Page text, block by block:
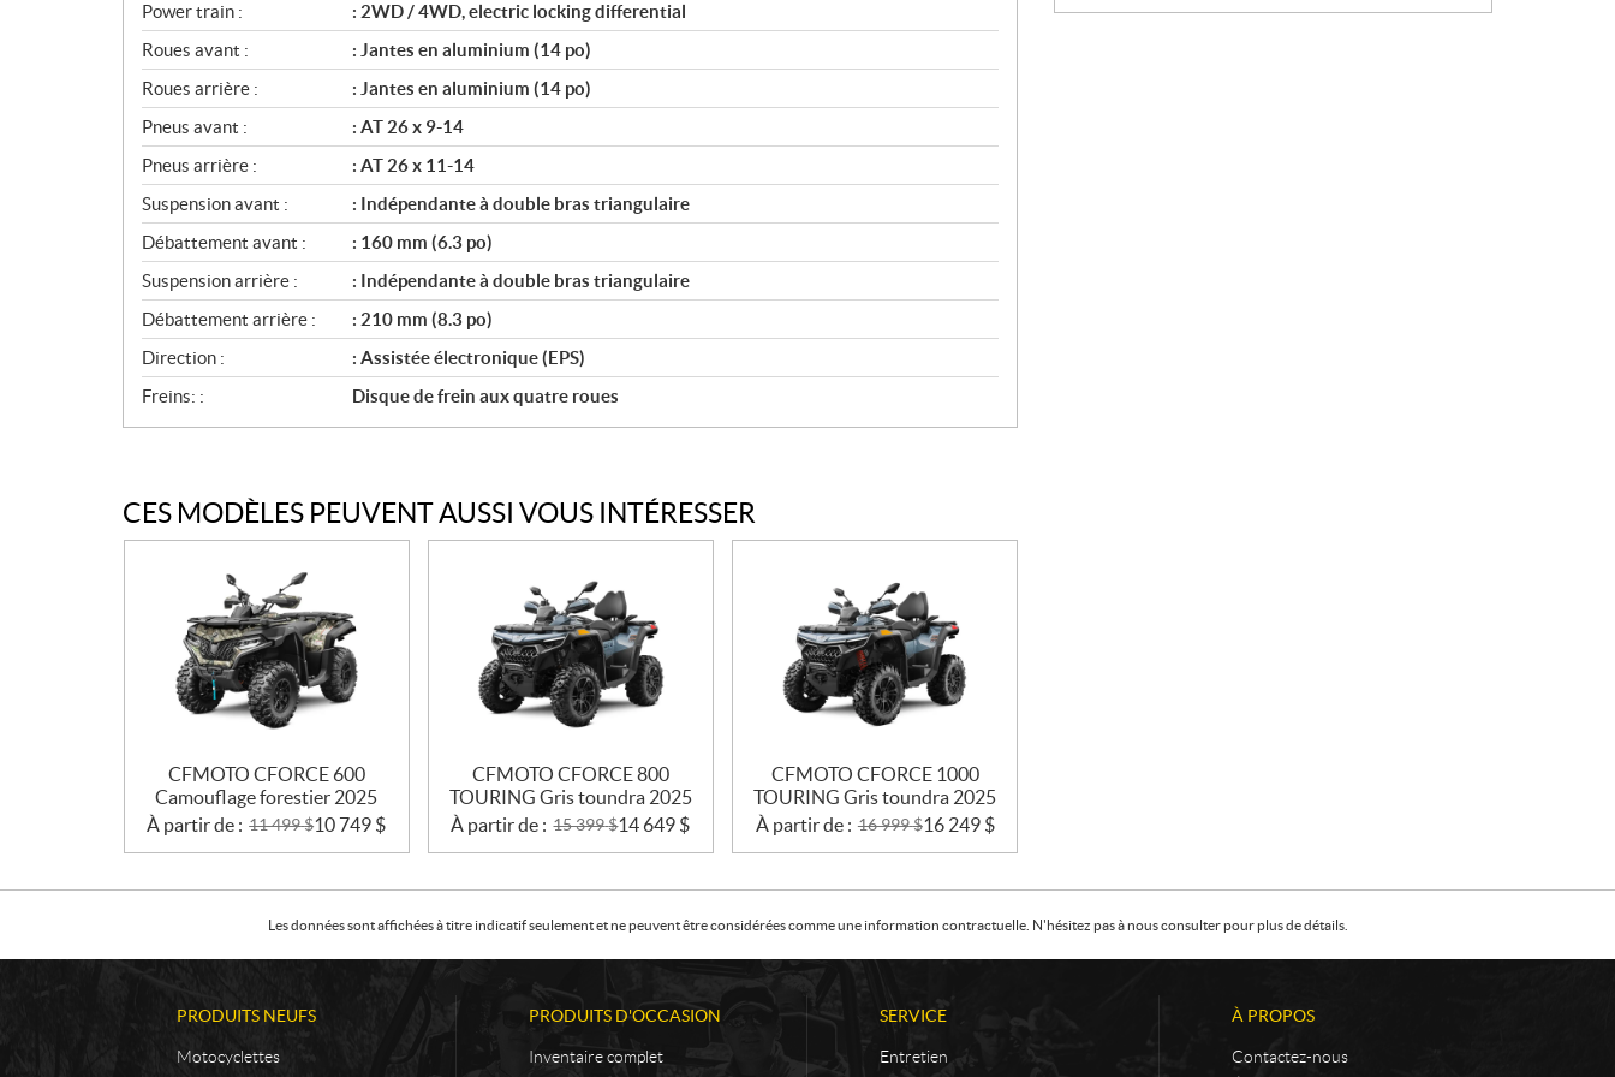
Power train :
: 2WD / 4WD, electric locking differential
Roues avant :
: Jantes en aluminium (14 po)
Roues arrière :
: Jantes en aluminium (14 po)
Pneus avant :
: AT 26 x 9-14
Pneus arrière :
: AT 26 x 11-14
Suspension avant :
: Indépendante à double bras triangulaire
Débattement avant :
: 160 mm (6.3 po)
Suspension arrière :
: Indépendante à double bras triangulaire
Débattement arrière :
: 210 mm (8.3 po)
Direction :
: Assistée électronique (EPS)
Freins: :
Disque de frein aux quatre roues
CES MODÈLES PEUVENT AUSSI VOUS INTÉRESSER
CFMOTO CFORCE 600
Camouflage forestier 2025
À partir de : 11 499$10 749 $
CFMOTO CFORCE 800
TOURING Gris toundra 2025
À partir de : 15 399$14 649 $
CFMOTO CFORCE 1000
TOURING Gris toundra 2025
À partir de : 16 999$16 249 $
:I
Les données sont affichées à titre indicatif seulement et ne peuvent être considérées comme une information contractuelle. N'hésitez pas à nous consulter pour plus de détails.
PRODUITS NEUFS
Motocyclettes
PRODUITS D'OCCASION
Inventaire complet
SERVICE
Entretien
À PROPOS
Contactez-nous